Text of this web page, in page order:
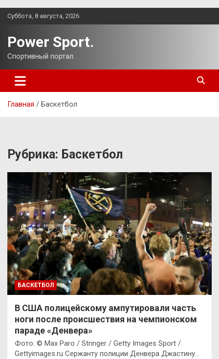
Перейти
Суббота, 8 августа, 2026
Power Sport.
Спортивный портал.
Главная Баскетбол
Рубрика: Баскетбол
БАСКЕТБОЛ
В США полицейскому ампутировали часть
ноги после происшествия на чемпионском
параде «Денвера»
Фото: © Max Paro / Stringer / Getty Images Sport /
Gettyimages.ru Сержанту полиции Денвера Джастину…